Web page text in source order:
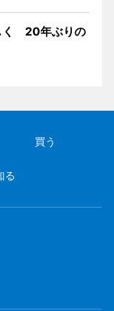
く 20年ぶりの
買う
る